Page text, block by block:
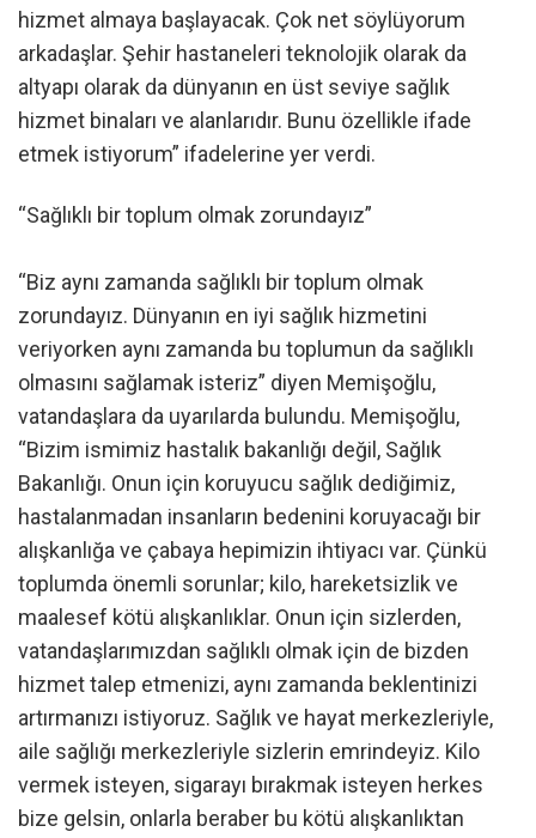
hizmet almaya başlayacak. Çok net söylüyorum
arkadaşlar. Şehir hastaneleri teknolojik olarak da
altyapı olarak da dünyanın en üst seviye sağlık
hizmet binaları ve alanlarıdır. Bunu özellikle ifade
etmek istiyorum” ifadelerine yer verdi.
“Sağlıklı bir toplum olmak zorundayız”
“Biz aynı zamanda sağlıklı bir toplum olmak
zorundayız. Dünyanın en iyi sağlık hizmetini
veriyorken aynı zamanda bu toplumun da sağlıklı
olmasını sağlamak isteriz” diyen Memişoğlu,
vatandaşlara da uyarılarda bulundu. Memişoğlu,
“Bizim ismimiz hastalık bakanlığı değil, Sağlık
Bakanlığı. Onun için koruyucu sağlık dediğimiz,
hastalanmadan insanların bedenini koruyacağı bir
alışkanlığa ve çabaya hepimizin ihtiyacı var. Çünkü
toplumda önemli sorunlar; kilo, hareketsizlik ve
maalesef kötü alışkanlıklar. Onun için sizlerden,
vatandaşlarımızdan sağlıklı olmak için de bizden
hizmet talep etmenizi, aynı zamanda beklentinizi
artırmanızı istiyoruz. Sağlık ve hayat merkezleriyle,
aile sağlığı merkezleriyle sizlerin emrindeyiz. Kilo
vermek isteyen, sigarayı bırakmak isteyen herkes
bize gelsin, onlarla beraber bu kötü alışkanlıktan